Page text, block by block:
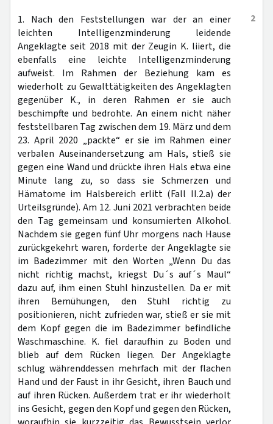
2
1. Nach den Feststellungen war der an einer
leichten Intelligenzminderung leidende
Angeklagte seit 2018 mit der Zeugin K. liiert, die
ebenfalls eine leichte Intelligenzminderung
aufweist. Im Rahmen der Beziehung kam es
wiederholt zu Gewalttätigkeiten des Angeklagten
gegenüber K., in deren Rahmen er sie auch
beschimpfte und bedrohte. An einem nicht näher
feststellbaren Tag zwischen dem 19. März und dem
23. April 2020 „packte“ er sie im Rahmen einer
verbalen Auseinandersetzung am Hals, stieß sie
gegen eine Wand und drückte ihren Hals etwa eine
Minute lang zu, so dass sie Schmerzen und
Hämatome im Halsbereich erlitt (Fall II.2.a) der
Urteilsgründe). Am 12. Juni 2021 verbrachten beide
den Tag gemeinsam und konsumierten Alkohol.
Nachdem sie gegen fünf Uhr morgens nach Hause
zurückgekehrt waren, forderte der Angeklagte sie
im Badezimmer mit den Worten „Wenn Du das
nicht richtig machst, kriegst Du´s auf´s Maul“
dazu auf, ihm einen Stuhl hinzustellen. Da er mit
ihren Bemühungen, den Stuhl richtig zu
positionieren, nicht zufrieden war, stieß er sie mit
dem Kopf gegen die im Badezimmer befindliche
Waschmaschine. K. fiel daraufhin zu Boden und
blieb auf dem Rücken liegen. Der Angeklagte
schlug währenddessen mehrfach mit der flachen
Hand und der Faust in ihr Gesicht, ihren Bauch und
auf ihren Rücken. Außerdem trat er ihr wiederholt
ins Gesicht, gegen den Kopf und gegen den Rücken,